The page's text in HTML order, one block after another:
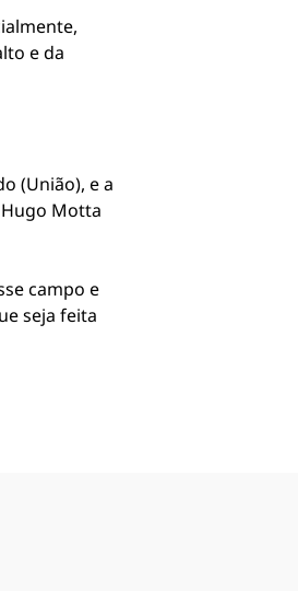
e da
(União), e a
Motta
campo e
seja feita